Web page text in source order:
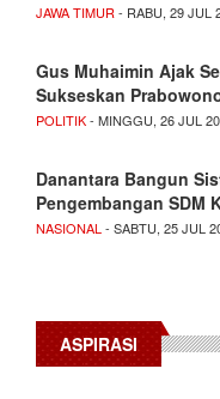
JAWA TIMUR - RABU, 29 JUL
Gus Muhaimin Ajak
Sukseskan
POLITIK- MINGGU, 26 JUL
Danantara Bangun
Pengembangan SDM
NASIONAL - SABTU, 25 JUL
ASPIRASI